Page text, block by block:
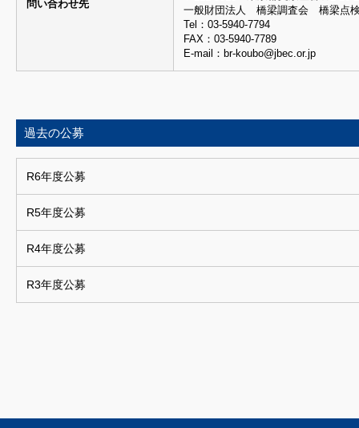
問い合わせ先
一般財団法人 橋梁調査会 橋梁点
Tel：03-5940-7794
FAX：03-5940-7789
E-mail：br-koubo@jbec.or.jp
過去の公募
R6年度公募
R5年度公募
R4年度公募
R3年度公募